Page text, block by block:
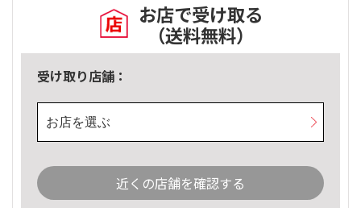
お店で受け取る
（送料無料）
受け取り店舗：
お店を選ぶ
近くの店舗を確認する